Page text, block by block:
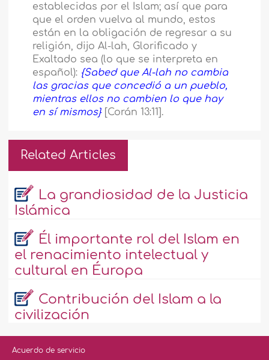
establecidas por el Islam; así que para
que el orden vuelva al mundo, estos
están en la obligación de regresar a su
religión, dijo Al-lah, Glorificado y
Exaltado sea (lo que se interpreta en
español): {Sabed que Al-lah no cambia
las gracias que concedió a un pueblo,
mientras ellos no cambien lo que hay
en sí mismos} [Corán 13:11].
Related Articles
La grandiosidad de la Justicia
Islámica
Él importante rol del Islam en
el renacimiento intelectual y
cultural en Éuropa
Contribución del Islam a la
civilización
Acuerdo de servicio